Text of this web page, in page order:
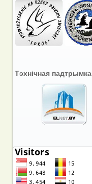
Тэхнічная падтрымка